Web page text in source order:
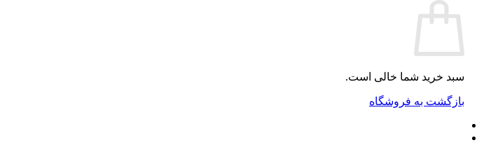
سبد خرید شما خالی است.
بازگشت به فروشگاه